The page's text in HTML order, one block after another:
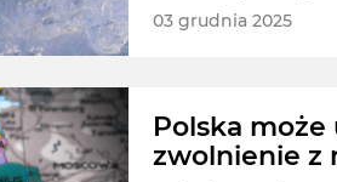
03 grudnia 2025
Polska może
zwolnienie z